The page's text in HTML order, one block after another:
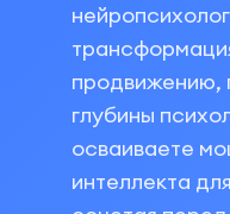
продвижению,
глубины
осваиваете
интеллекта